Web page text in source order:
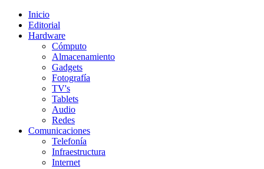
Inicio
Editorial
Hardware
Cómputo
Almacenamiento
Gadgets
Fotografía
TV's
Tablets
Audio
Redes
Comunicaciones
Telefonía
Infraestructura
Internet